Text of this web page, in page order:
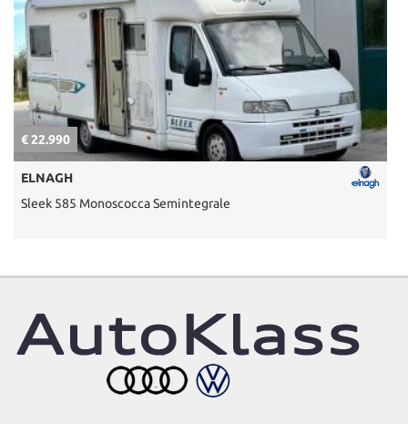
€ 22.990
ELNAGH
Sleek 585 Monoscocca Semintegrale